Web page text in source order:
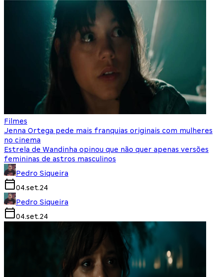
Filmes
Jenna Ortega pede mais franquias originais com mulheres
no cinema
Estrela de Wandinha opinou que não quer apenas versões
femininas de astros masculinos
Pedro Siqueira
04.set.24
Pedro Siqueira
04.set.24